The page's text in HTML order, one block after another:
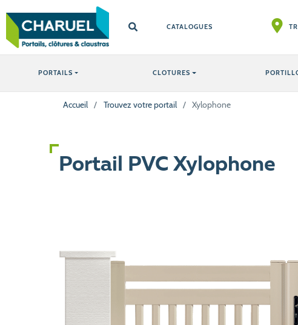
CATALOGUES
PORTAILS CLOTURES
Accueil / Trouvez votre portail / Xylophone
Portail PVC Xylophone